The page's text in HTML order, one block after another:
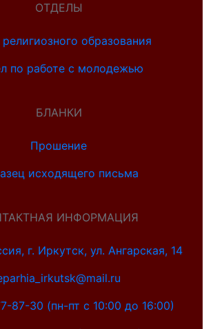
ОТДЕЛЫ
образования
по работе с молодежью
БЛАНКИ
Прошение
исходящего письма
ИНФОРМАЦИЯ
г. Иркутск, ул. Ангарская, 14
87-30 (пн-пт с 10:00 до 16:00)